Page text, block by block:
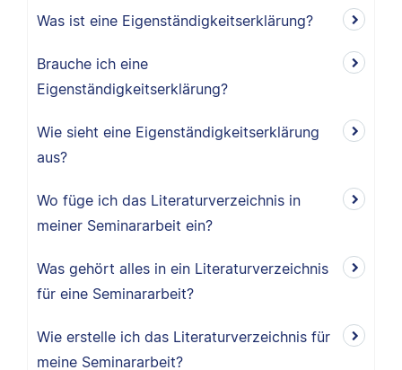
Was ist eine Eigenständigkeitserklärung?
Brauche ich eine
Eigenständigkeitserklärung?
Wie sieht eine Eigenständigkeitserklärung
aus?
Wo füge ich das Literaturverzeichnis in
meiner Seminararbeit ein?
Was gehört alles in ein Literaturverzeichnis
für eine Seminararbeit?
Wie erstelle ich das Literaturverzeichnis für
meine Seminararbeit?